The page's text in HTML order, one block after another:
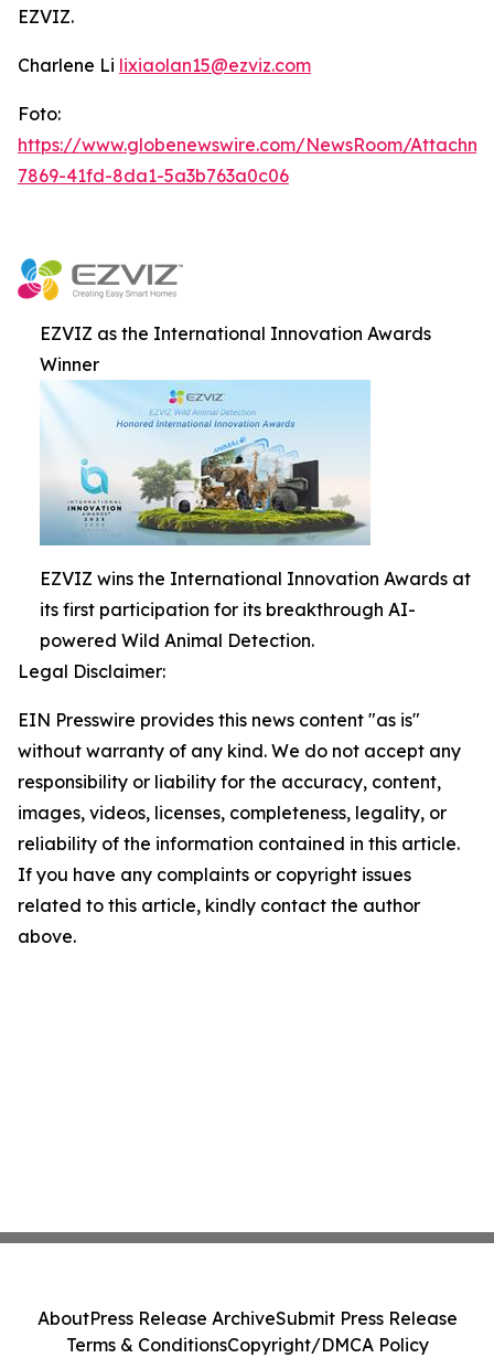
EZVIZ.
Charlene Li lixiaolan15@ezviz.com
Foto:
https://www.globenewswire.com/NewsRoom/
7869-41fd-8da1-5a3b763a0c06
EZVIZ as the International Innovation Awards
Winner
EZVIZ wins the International Innovation Awards at
its first participation for its breakthrough AI-
powered Wild Animal Detection.
Legal Disclaimer:
EIN Presswire provides this news content "as is"
without warranty of any kind. We do not accept any
responsibility or liability for the accuracy, content,
images, videos, licenses, completeness, legality, or
reliability of the information contained in this article.
If you have any complaints or copyright issues
related to this article, kindly contact the author
above.
AboutPress Release ArchiveSubmit Press Release
Terms & ConditionsCopyright/DMCA Policy